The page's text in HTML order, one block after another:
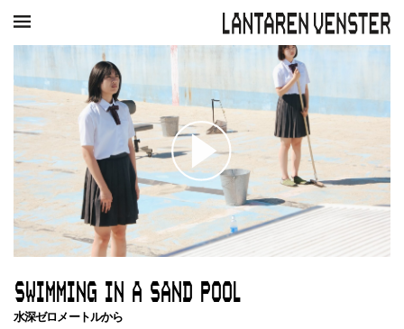
FILM MUZIEK VERHUUR
Winkelmandje
Zoek
PLAN JE BEZOEK
Openingstijden & contact
Bereikbaarheid
Kaartverkoop
EDUCATIE
Schoolvoorstellingen
SWIMMING IN A SAND POOL
水深ゼロメートルから